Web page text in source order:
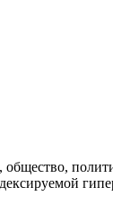
общество,